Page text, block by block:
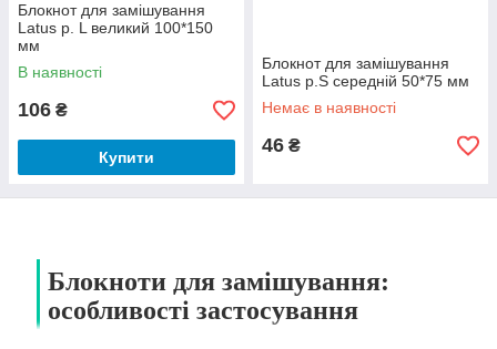
Блокнот для замішування
Latus р. L великий 100*150
мм
В наявності
106 ₴
Купити
Блокнот для замішування
Latus р.S середній 50*75 мм
Немає в наявності
46 ₴
Блокноти для замішування:
особливості застосування